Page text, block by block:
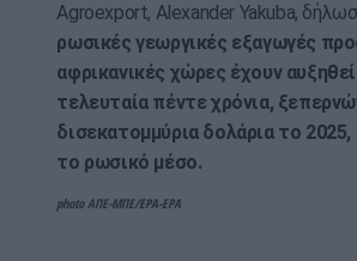
Agroexport, Alexander Yakuba,
ρωσικές γεωργικές εξαγωγές
αφρικανικές χώρες έχουν
τελευταία πέντε χρόνια,
δισεκατομμύρια δολάρια το
το ρωσικό μέσο.
photo ΑΠΕ-ΜΠΕ/EPA-EPA